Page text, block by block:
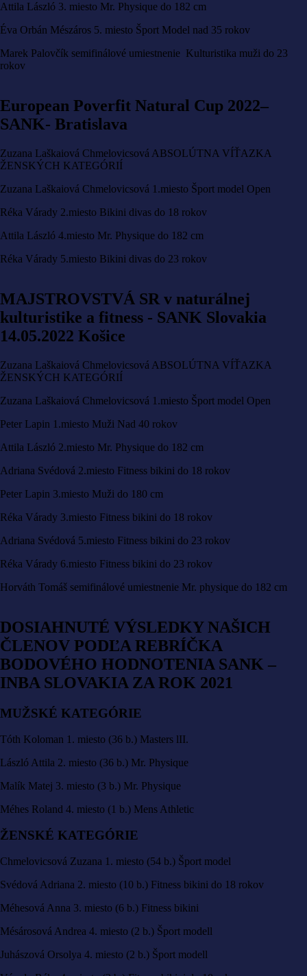
Attila László 3. miesto Mr. Physique do 182 cm
Éva Orbán Mészáros 5. miesto Šport Model nad 35 rokov
Marek Palovčík semifinálové umiestnenie Kulturistika muži do 23
rokov
European Poverfit Natural Cup 2022–
SANK- Bratislava
Zuzana Laškaiová Chmelovicsová ABSOLÚTNA VÍŤAZKA
ŽENSKÝCH KATEGÓRIÍ
Zuzana Laškaiová Chmelovicsová 1.miesto Šport model Open
Réka Várady 2.miesto Bikini divas do 18 rokov
Attila László 4.miesto Mr. Physique do 182 cm
Réka Várady 5.miesto Bikini divas do 23 rokov
MAJSTROVSTVÁ SR v naturálnej
kulturistike a fitness - SANK Slovakia
14.05.2022 Košice
Zuzana Laškaiová Chmelovicsová ABSOLÚTNA VÍŤAZKA
ŽENSKÝCH KATEGÓRIÍ
Zuzana Laškaiová Chmelovicsová 1.miesto Šport model Open
Peter Lapin 1.miesto Muži Nad 40 rokov
Attila László 2.miesto Mr. Physique do 182 cm
Adriana Svédová 2.miesto Fitness bikini do 18 rokov
Peter Lapin 3.miesto Muži do 180 cm
Réka Várady 3.miesto Fitness bikini do 18 rokov
Adriana Svédová 5.miesto Fitness bikini do 23 rokov
Réka Várady 6.miesto Fitness bikini do 23 rokov
Horváth Tomáš semifinálové umiestnenie Mr. physique do 182 cm
DOSIAHNUTÉ VÝSLEDKY NAŠICH
ČLENOV PODĽA REBRÍČKA
BODOVÉHO HODNOTENIA SANK –
INBA SLOVAKIA ZA ROK 2021
MUŽSKÉ KATEGÓRIE
Tóth Koloman 1. miesto (36 b.) Masters lII.
László Attila 2. miesto (36 b.) Mr. Physique
Malík Matej 3. miesto (3 b.) Mr. Physique
Méhes Roland 4. miesto (1 b.) Mens Athletic
ŽENSKÉ KATEGÓRIE
Chmelovicsová Zuzana 1. miesto (54 b.) Šport model
Svédová Adriana 2. miesto (10 b.) Fitness bikini do 18 rokov
Méhesová Anna 3. miesto (6 b.) Fitness bikini
Mésárosová Andrea 4. miesto (2 b.) Šport modell
Juhászová Orsolya 4. miesto (2 b.) Šport modell